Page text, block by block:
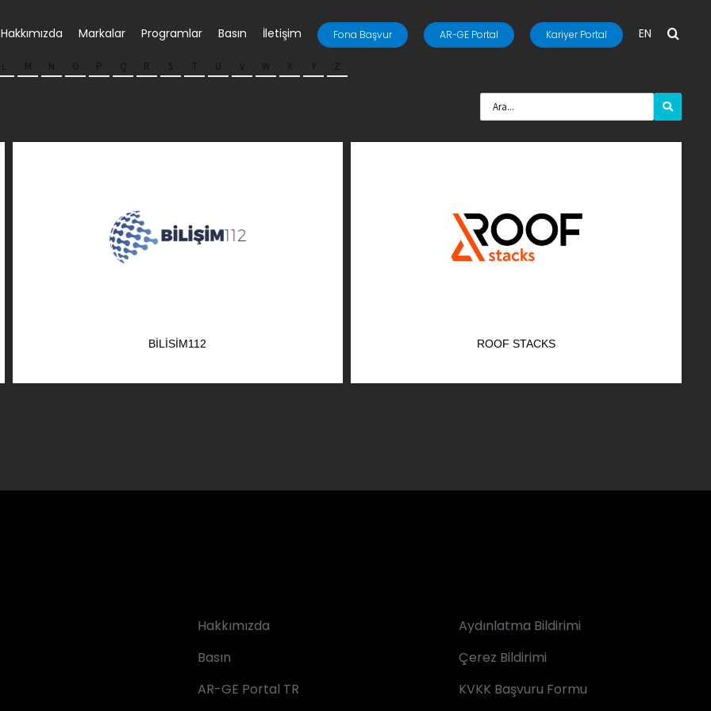
Hakkımızda Markalar Programlar Basın İletişim Fona Başvur AR-GE Portal Kariyer Portal EN
L M N O P Q R S T U V W X Y Z
BILISIM112 ROOF STACKS
Hakkımızda
Basın
AR-GE Portal TR
Aydınlatma Bildirimi
Çerez Bildirimi
KVKK Başvuru Formu